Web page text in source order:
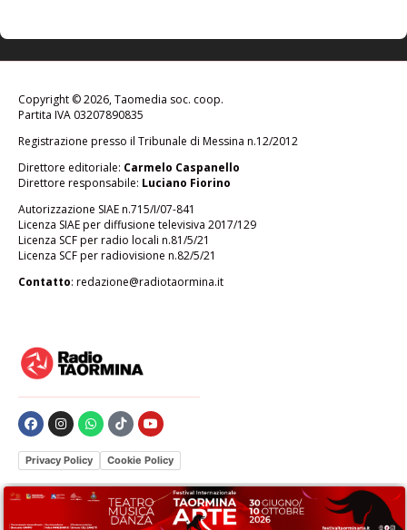
Privacy Policy Cookie Policy
Le tue preferenze relative alla privacy
Copyright © 2026, Taomedia soc. coop.
Partita IVA 03207890835
Registrazione presso il Tribunale di Messina n.12/2012
Direttore editoriale: Carmelo Caspanello
Direttore responsabile: Luciano Fiorino
Autorizzazione SIAE n.715/I/07-841
Licenza SIAE per diffusione televisiva 2017/129
Licenza SCF per radio locali n.81/5/21
Licenza SCF per radiovisione n.82/5/21
Contatto: redazione@radiotaormina.it